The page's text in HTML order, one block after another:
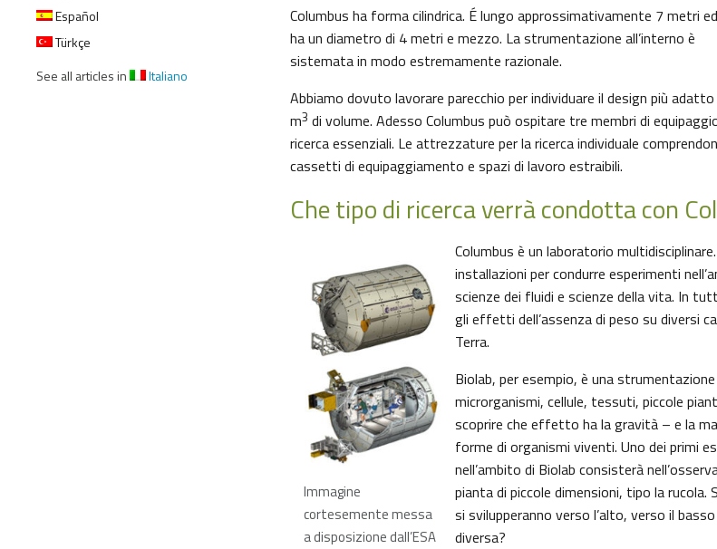
Español
Türkçe
See all articles in
Italiano
Columbus ha forma cilindrica. É lungo approssimativamente 7 metri ed
ha un diametro di 4 metri e mezzo. La strumentazione all’interno è
sistemata in modo estremamente razionale.
Abbiamo dovuto lavorare parecchio per individuare il design più
m3 di volume. Adesso Columbus può ospitare tre membri di
ricerca essenziali. Le attrezzature per la ricerca individuale
cassetti di equipaggiamento e spazi di lavoro estraibili.
Che tipo di ricerca verrà condotta con
Immagine
cortesemente messa
a disposizione dall’ESA
Columbus è un laboratorio
installazioni per condurre esperimenti
scienze dei fluidi e scienze della vita. In
gli effetti dell’assenza di peso su diversi
Terra.
Biolab, per esempio, è una
microrganismi, cellule, tessuti, piccole
scoprire che effetto ha la gravità – e la
forme di organismi viventi. Uno dei primi
nell’ambito di Biolab consisterà
pianta di piccole dimensioni, tipo la
si svilupperanno verso l’alto, verso il
diversa?